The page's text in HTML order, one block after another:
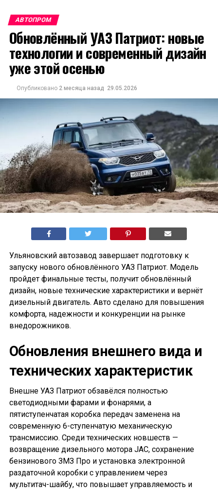
АВТОПРОМ
Обновлённый УАЗ Патриот: новые
технологии и современный дизайн
уже этой осенью
Опубликовано 2 месяца назад 29.05.2026
Ульяновский автозавод завершает подготовку к
запуску нового обновлённого УАЗ Патриот. Модель
пройдет финальные тесты, получит обновлённый
дизайн, новые технические характеристики и вернёт
дизельный двигатель. Авто сделано для повышения
комфорта, надежности и конкуренции на рынке
внедорожников.
Обновления внешнего вида и
технических характеристик
Внешне УАЗ Патриот обзавёлся полностью
светодиодными фарами и фонарями, а
пятиступенчатая коробка передач заменена на
современную 6-ступенчатую механическую
трансмиссию. Среди технических новшеств —
возвращение дизельного мотора JAC, сохранение
бензинового ЗМЗ Про и установка электронной
раздаточной коробки с управлением через
мультитач-шайбу, что повышает управляемость и